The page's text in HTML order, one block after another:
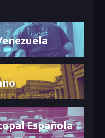
Española